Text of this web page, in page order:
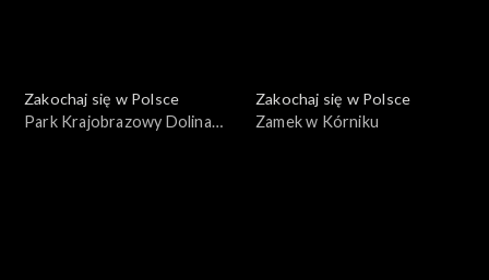
Zakochaj się w Polsce
Park Krajobrazowy Dolina
Zakochaj się w Polsce
Zamek w Kórniku